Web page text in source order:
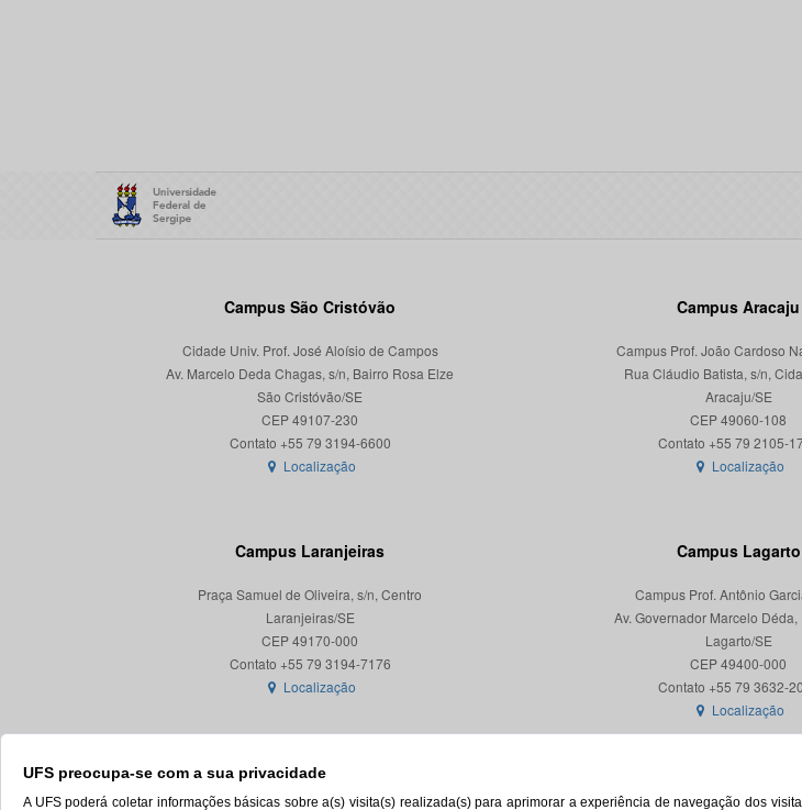
UFS preocupa-se com a sua privacidade
A UFS poderá coletar informações básicas sobre a(s) visita(s) realizada(s) para aprimorar a experiência de navegação dos
Campus São Cristóvão
Cidade Univ. Prof. José Aloísio de Campos
Av. Marcelo Deda Chagas, s/n, Bairro Rosa Elze
São Cristóvão/SE
CEP 49107-230
Localização
Campus Aracaju
Campus Prof. João Cardoso
Rua Cláudio Batista, s/n,
Aracaju/SE
CEP 49060-108
Localização
Campus Laranjeiras
Praça Samuel de Oliveira, s/n, Centro
Laranjeiras/SE
CEP 49170-000
Localização
Campus Lagarto
Campus Prof. Antônio
Av. Governador Marcelo Déda,
Lagarto/SE
CEP 49400-000
Localização